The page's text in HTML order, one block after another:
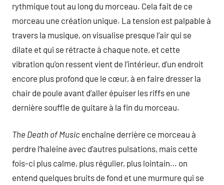
rythmique tout au long du morceau. Cela fait de ce
morceau une création unique. La tension est palpable à
travers la musique, on visualise presque l’air qui se
dilate et qui se rétracte à chaque note, et cette
vibration qu’on ressent vient de l’intérieur, d’un endroit
encore plus profond que le cœur, à en faire dresser la
chair de poule avant d’aller épuiser les riffs en une
dernière souffle de guitare à la fin du morceau.
The Death of Music enchaîne derrière ce morceau à
perdre l’haleine avec d’autres pulsations, mais cette
fois-ci plus calme, plus régulier, plus lointain… on
entend quelques bruits de fond et une murmure qui se